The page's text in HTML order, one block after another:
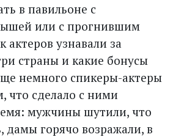
в павильоне с
или с прогнившим
узнавали за
страны и какие бонусы
немного спикеры-актеры
что сделало с ними
мужчины шутили, что
дамы горячо возражали, в